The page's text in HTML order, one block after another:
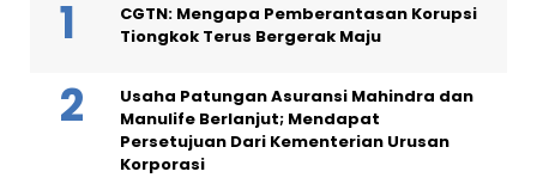
CGTN: Mengapa Pemberantasan Korupsi
Tiongkok Terus Bergerak Maju
Usaha Patungan Asuransi Mahindra dan
Manulife Berlanjut; Mendapat
Persetujuan Dari Kementerian Urusan
Korporasi